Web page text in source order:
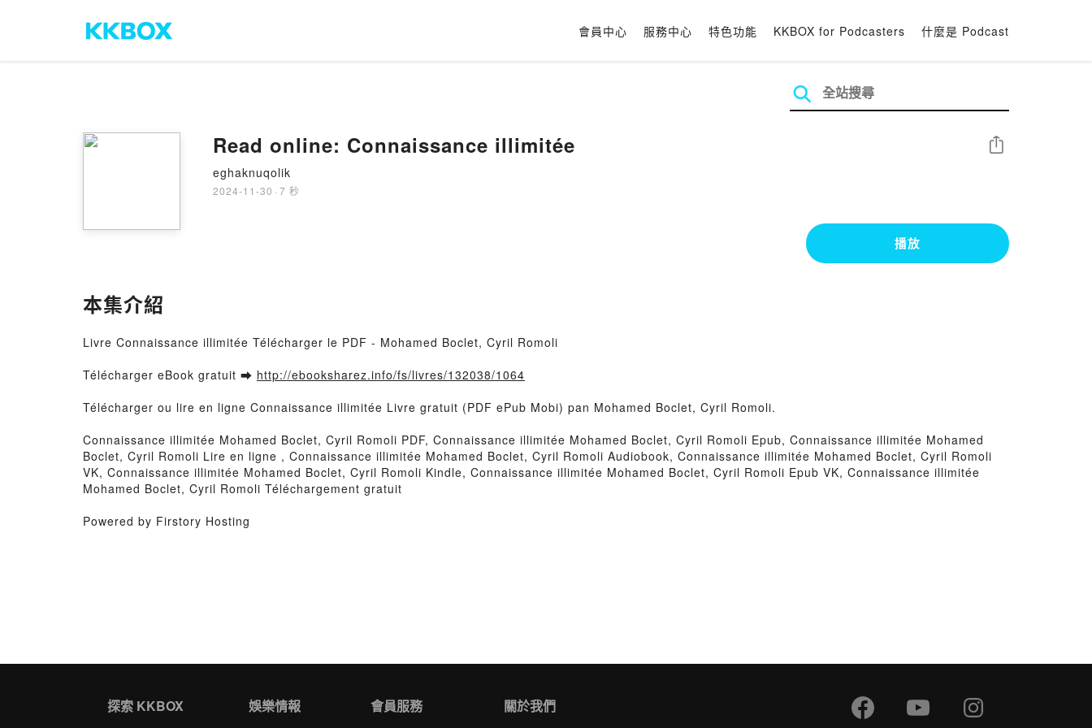
會員中心 服務中心 特色功能 KKBOX for Podcasters 什麼是 Podcast
Read online: Connaissance illimitée
eghaknuqolik
2024-11-30 · 7 秒
分享
播放
本集介紹
Livre Connaissance illimitée Télécharger le PDF - Mohamed Boclet, Cyril Romoli
Télécharger eBook gratuit ➡ http://ebooksharez.info/fs/livres/132038/1064
Télécharger ou lire en ligne Connaissance illimitée Livre gratuit (PDF ePub Mobi) pan Mohamed Boclet, Cyril Romoli.
Connaissance illimitée Mohamed Boclet, Cyril Romoli PDF, Connaissance illimitée Mohamed Boclet, Cyril Romoli Epub, Connaissance illimitée Mohamed
Boclet, Cyril Romoli Lire en ligne , Connaissance illimitée Mohamed Boclet, Cyril Romoli Audiobook, Connaissance illimitée Mohamed Boclet, Cyril Romoli
VK, Connaissance illimitée Mohamed Boclet, Cyril Romoli Kindle, Connaissance illimitée Mohamed Boclet, Cyril Romoli Epub VK, Connaissance illimitée
Mohamed Boclet, Cyril Romoli Téléchargement gratuit
Powered by Firstory Hosting
探索 KKBOX 娛樂情報 會員服務 關於我們